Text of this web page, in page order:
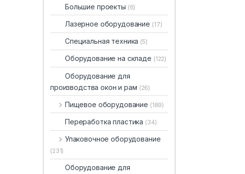
Большие проекты (6)
Лазерное оборудование (17)
Специальная техника (5)
Оборудование на складе (122)
Оборудование для
производства окон и рам (26)
Пищевое оборудование (189)
Переработка пластика (34)
Упаковочное оборудование
(231)
Оборудование для